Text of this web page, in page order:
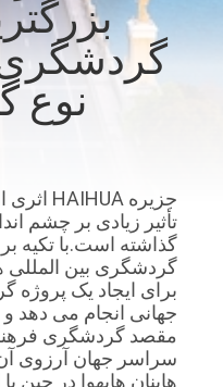
کارخانه
کنترل
تماس
بگیرید
اخبار
نوع
تأثیر زیادی بر چشم
گذاشته است.با تکیه
گردشگری بین المللی
برای ایجاد یک
جهانی انجام می دهد
مقصد گردشگری
سراسر جهان آرزوی
هاینان هایهوا در چین